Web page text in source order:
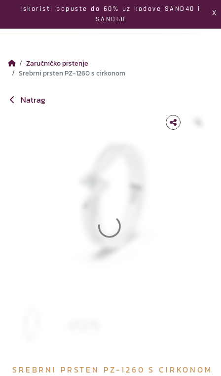
Iskoristi popuste do 60% uz kodove SAND40 i
SAND60
X
Izbornik
Profil Pretraga
Zaručničko prstenje
Srebrni prsten PZ-1260 s cirkonom
Natrag
SREBRNI PRSTEN PZ-1260 S CIRKONOM